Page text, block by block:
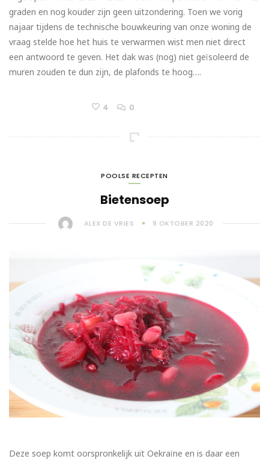
graden en nog kouder zijn geen uitzondering. Toen we vorig
najaar tijdens de technische bouwkeuring van onze woning de
vraag stelde hoe het huis te verwarmen wist men niet direct
een antwoord te geven. Het dak was (nog) niet geïsoleerd de
muren zouden te dun zijn, de plafonds te hoog….
4 0
POOLSE RECEPTEN
Bietensoep
ALEX DE VRIES 9 OKTOBER 2020
Deze soep komt oorspronkelijk uit Oekraïne en is daar een